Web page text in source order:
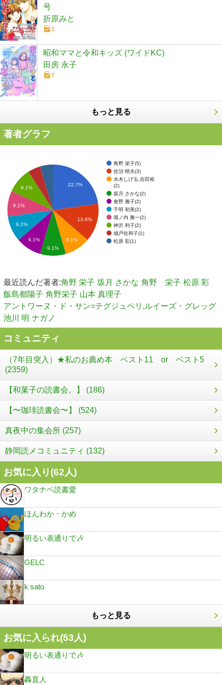
号
折原みと
3
昭和ママと令和キッズ (ワイドKC)
田房 永子
7
もっと見る
著者グラフ
角野 栄子(5)
佐治 晴夫(3)
水木しげる,吉田裕
(2)
坂月 さかな(2)
食野 雅子(2)
千明 初美(2)
堀ノ内 雅一(2)
神沢 利子(2)
城戸佐和子(1)
松原 彩(1)
22.7%
13.6%
9.1%
9.1%
9.1%
9.1%
9.1%
9.1%
最近読んだ著者:角野 栄子 坂月 さかな 角野 栄子 松原 彩
飯島都陽子 角野栄子 山本 真理子
アントワーヌ・ド・サン=テグジュペリ,ルイーズ・グレッグ
池川 明 ナガノ
コミュニティ
（7年目突入）★私のお薦め本 ベスト11 or ベスト5
(2359)
【和菓子の読書会。】 (186)
【〜珈琲読書会〜】 (524)
真夜中の集会所 (257)
静岡読メコミュニティ (132)
お気に入り(62人)
ワタナベ読書愛
ほんわか・かめ
明るい表通りで🎶
GELC
k sato
もっと見る
お気に入られ(53人)
明るい表通りで🎶
轟直人